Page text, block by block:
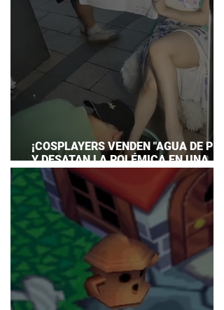
¡COSPLAYERS VENDEN "AGUA DE
Y DESATAN LA POLÉMICA EN UNA
CONVENCIÓN DE ANIME!